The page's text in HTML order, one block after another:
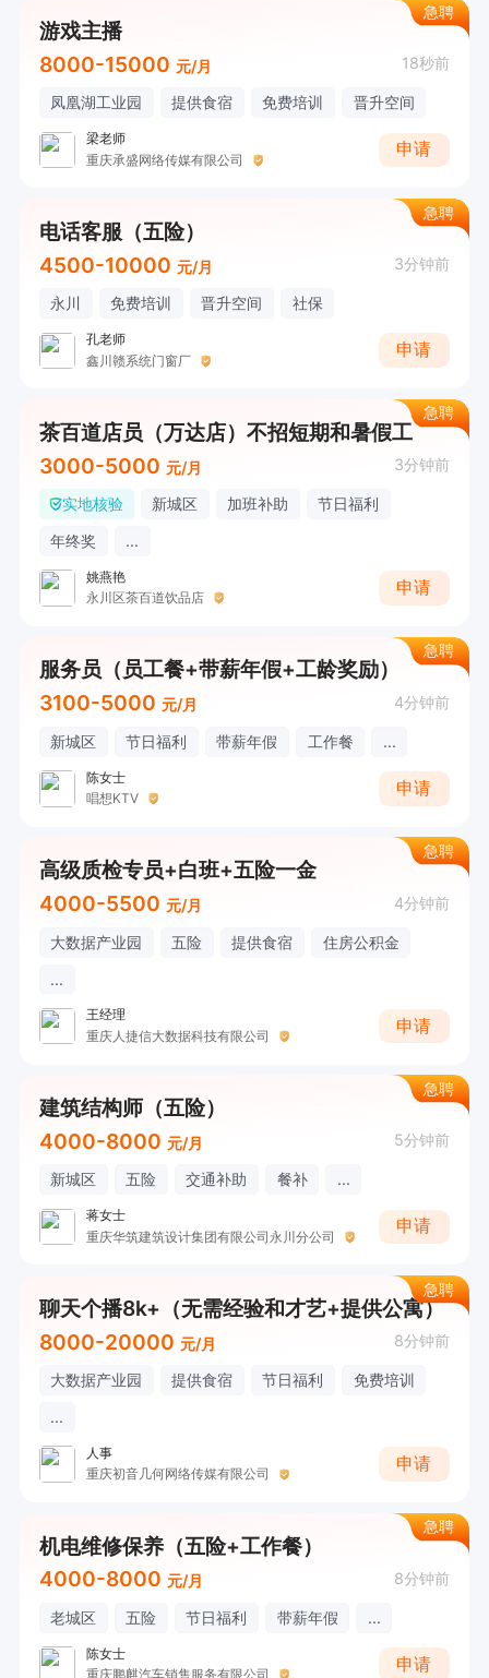
急聘
游戏主播
8000-15000 元/月 18秒前
凤凰湖工业园 提供食宿 免费培训 晋升空间
梁老师
重庆承盛网络传媒有限公司
申请
急聘
电话客服（五险）
4500-10000 元/月 3分钟前
永川 免费培训 晋升空间 社保
孔老师
鑫川赣系统门窗厂
申请
急聘
茶百道店员（万达店）不招短期和暑假工
3000-5000 元/月 3分钟前
实地核验 新城区 加班补助
节日福利
年终奖
...
姚燕艳
永川区茶百道饮品店
申请
急聘
服务员（员工餐+带薪年假+工龄奖励）
3100-5000 元/月 4分钟前
新城区 节日福利 带薪年假 工作餐 ...
陈女士
唱想KTV
申请
急聘
高级质检专员+白班+五险一金
4000-5500 元/月 4分钟前
大数据产业园 五险 提供食宿
住房公积金
...
王经理
重庆人捷信大数据科技有限公司
申请
急聘
建筑结构师（五险）
4000-8000 元/月 5分钟前
新城区 五险 交通补助 餐补 ...
蒋女士
重庆华筑建筑设计集团有限公司永川分公司
申请
急聘
聊天个播8k+（无需经验和才艺+提供公寓）
8000-20000 元/月 8分钟前
大数据产业园 提供食宿 节日福利
免费培训
...
人事
重庆初音几何网络传媒有限公司
申请
急聘
机电维修保养（五险+工作餐）
4000-8000 元/月 8分钟前
老城区 五险 节日福利 带薪年假 ...
陈女士
重庆鹏麒汽车销售服务有限公司
申请